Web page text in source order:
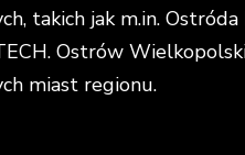
takich jak m.in.
Ostrów
miast regionu.